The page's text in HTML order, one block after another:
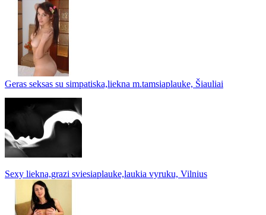
Geras seksas su simpatiska,liekna m.tamsiaplauke, Šiauliai
Sexy liekna,grazi sviesiaplauke,laukia vyruku, Vilnius